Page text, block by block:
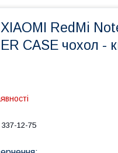
RedMi
CASE чохол -
12-75